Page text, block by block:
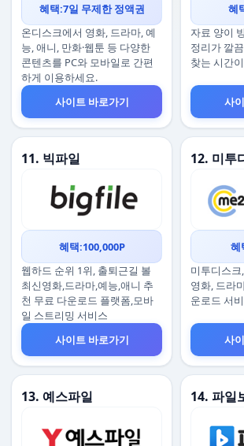
혜택:7일 무제한 정액권
온디스크에서 영화, 드라마, 예
능, 애니, 만화·웹툰 등 다양한
콘텐츠를 PC와 모바일로 간편
하게 이용하세요.
사이트 바로가기
혜
자료 양이
정리가 깔
찾는 시간
사
11. 빅파일
혜택:100,000P
웹하드 순위 1위, 출퇴근길 볼
최신영화,드라마,예능,애니 추
천 무료 다운로드 플랫폼,모바
일 스트리밍 서비스
사이트 바로가기
12. 미투
혜
미투디스
영화, 드라
운로드 서
사
13. 예스파일 14. 파일